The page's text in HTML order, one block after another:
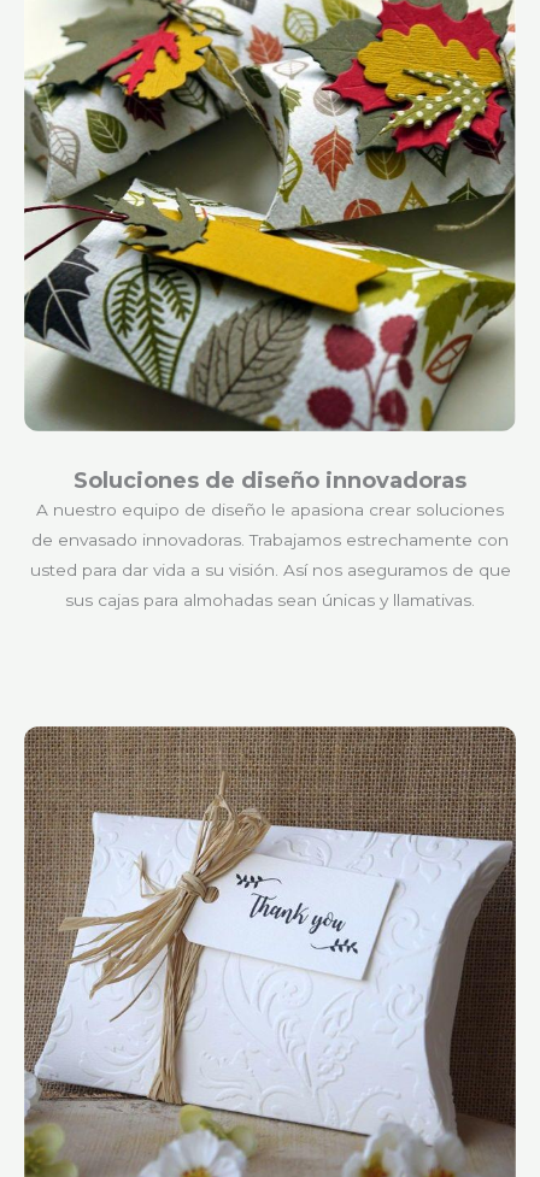
Soluciones de diseño innovadoras
A nuestro equipo de diseño le apasiona crear soluciones
de envasado innovadoras. Trabajamos estrechamente con
usted para dar vida a su visión. Así nos aseguramos de que
sus cajas para almohadas sean únicas y llamativas.